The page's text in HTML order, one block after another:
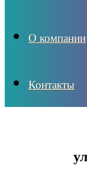
О компании
Контакты